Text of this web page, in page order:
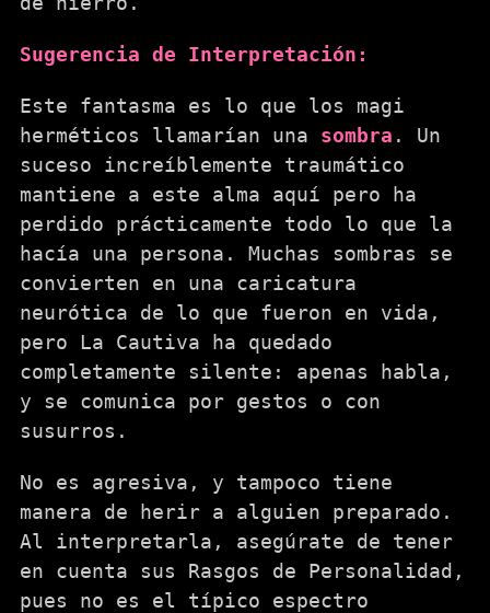
Sugerencia de Interpretación:
Este fantasma es lo que los magi
herméticos llamarían una sombra . Un
suceso increíblemente traumático
mantiene a este alma aquí pero ha
perdido prácticamente todo lo que la
hacía una persona. Muchas sombras se
convierten en una caricatura
neurótica de lo que fueron en vida,
pero La Cautiva ha quedado
completamente silente: apenas habla,
y se comunica por gestos o con
susurros.
No es agresiva, y tampoco tiene
manera de herir a alguien preparado.
Al interpretarla, asegúrate de tener
en cuenta sus Rasgos de Personalidad,
pues no es el típico espectro